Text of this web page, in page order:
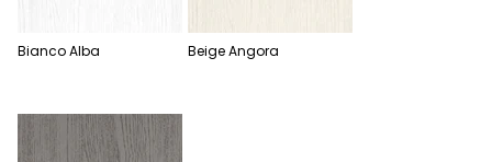
Bianco Alba Beige Angora